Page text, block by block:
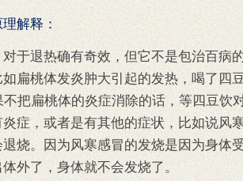
解释：
于退热确有奇效，但它不是包治百病
扁桃体发炎肿大引起的发热，喝了四
把扁桃体的炎症消除的话，等四豆饮
症，或者是有其他的症状，比如说风
烧。因为风寒感冒的发烧是因为身体
外了，身体就不会发烧了。